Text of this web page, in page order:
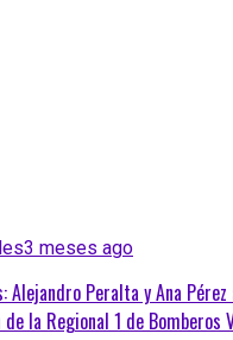
3 meses ago
Alejandro Peralta y Ana
de la Regional 1 de Bomberos